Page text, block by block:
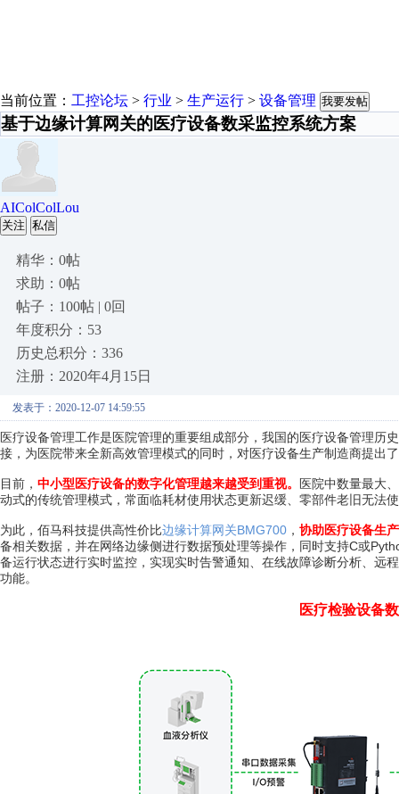
当前位置： 工控论坛 > 行业 > 生产运行 > 设备管理 我要发帖
基于边缘计算网关的医疗设备数采监控系统方案
AIColColLou
关注 私信
精华：0帖
求助：0帖
帖子：100帖 | 0回
年度积分：53
历史总积分：336
注册：2020年4月15日
发表于：2020-12-07 14:59:55
医疗设备管理工作是医院管理的重要组成部分，我国的医疗设备管理
接，为医院带来全新高效管理模式的同时，对医疗设备生产制造商提出
目前， 中小型医疗设备的数字化管理越来越受到重视。
医院中数量最大
动式的传统管理模式，常面临耗材使用状态更新迟缓、零部件老旧无法
为此，佰马科技提供高性价比边缘计算网关BMG700 ， 协助医疗设备生
备相关数据，并在网络边缘侧进行数据预处理等操作，同时支持C或
备运行状态进行实时监控，实现实时告警通知、在线故障诊断分析、远
功能。
医疗检验设备